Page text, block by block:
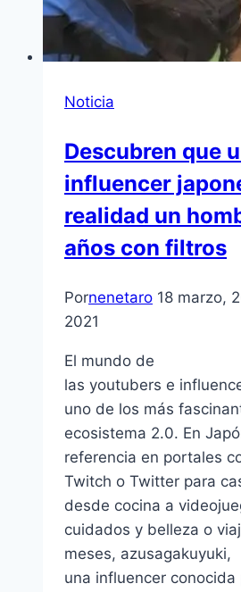
Noticia
Descubren que
influencer
realidad un
años con filtros
Pornenetaro 18 marzo,
2021
El mundo de
las youtubers e
uno de los más
ecosistema 2.0. En
referencia en portales
Twitch o Twitter para
desde cocina a
cuidados y belleza o
meses, azusagakuyuki,
una influencer